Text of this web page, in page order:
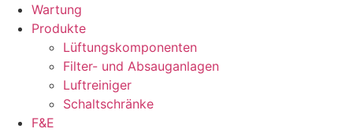
Wartung
Produkte
Lüftungskomponenten
Filter- und Absauganlagen
Luftreiniger
Schaltschränke
F&E